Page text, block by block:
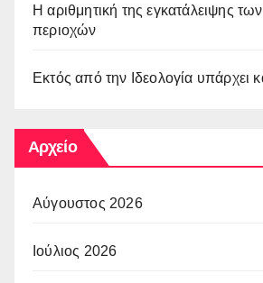
Η αριθμητική της εγκατάλειψης
περιοχών
Εκτός από την Ιδεολογία υπάρχει
Αρχείο
Αύγουστος 2026
Ιούλιος 2026